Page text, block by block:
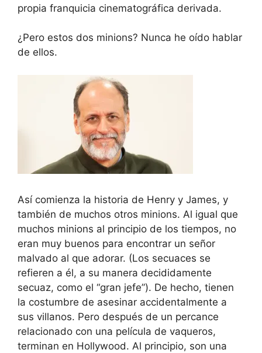
propia franquicia cinematográfica derivada.
¿Pero estos dos minions? Nunca he oído hablar
de ellos.
Así comienza la historia de Henry y James, y
también de muchos otros minions. Al igual que
muchos minions al principio de los tiempos, no
eran muy buenos para encontrar un señor
malvado al que adorar. (Los secuaces se
refieren a él, a su manera decididamente
secuaz, como el “gran jefe”). De hecho, tienen
la costumbre de asesinar accidentalmente a
sus villanos. Pero después de un percance
relacionado con una película de vaqueros,
terminan en Hollywood. Al principio, son una